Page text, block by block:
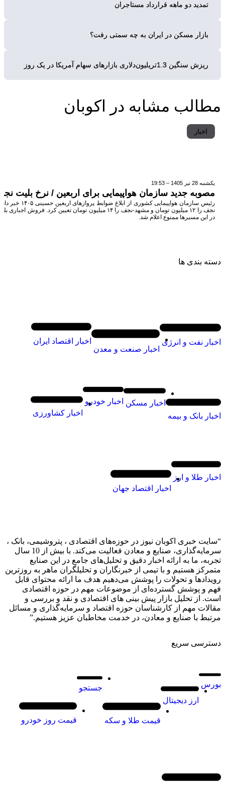
تمدید دو ماهه قرارداد مستاجران
بازار مسکن در ایران به چه سمتی رفت؟
ریزش سنگین 1.3تریلیون‌دلاری بازارهای سهام آمریکا در یک روز
مطالب مشابه در اکوبان
اخبار
یکشنبه 28 تیر 1405 – 19:53
مصوبه جدید سازمان هواپیمایی برای اربعین / نرخ بلیت
رئیس سازمان
نجف را ۱۲ میلیون تومان و مشهد-نجف را ۱۴ میلیون تومان
در این مسیرها ممنوع اعلام شد.
دسته بندی ها
اخبار نفت و انرژی
اخبار صنعت و معدن
اخبار اقتصاد ایران
اخبار بانک و بیمه
اخبار مسکن اخبار خودرو
اخبار کشاورزی
اخبار طلا و ارز
اخبار اقتصاد جهان
“سایت خبری اکوبان نیوز در حوزه‌های اقتصادی ، پتروشیمی، بانک ،
سرمایه‌گذاری، صنایع و معادن فعالیت می‌کند. با بیش از 10 سال
تجربه، ما به ارائه اخبار دقیق و تحلیل‌های جامع در این صنایع
متمرکز هستیم و با تیمی از خبرنگاران و تحلیلگران ماهر به روزترین
رویدادها و تحولات را پوشش می‌دهیم هدف ما ارائه محتوای قابل
فهم و پوشش گسترده‌ای از موضوعات مهم در حوزه اقتصادی
است. از تحلیل بازار پیش بینی های اقتصادی و نقد و بررسی و
مقالات مهم از کارشناسان حوزه اقتصاد و سرمایه‌گذاری و مسائل
مرتبط با صنایع و معادن، در خدمت مخاطبان عزیز هستیم.”
دسترسی سریع
بورس
ارز دیجیتال
قیمت طلا و سکه
جستجو
قیمت روز خودرو